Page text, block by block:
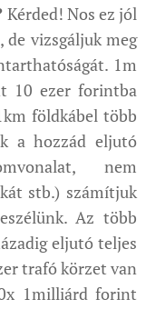
Kérded! Nos ez jól
vizsgáljuk meg
1m
10 ezer forintba
földkábel több
a hozzád eljutó
nem
stb.) számítjuk
Az több
eljutó teljes
trafó körzet van
1milliárd forint